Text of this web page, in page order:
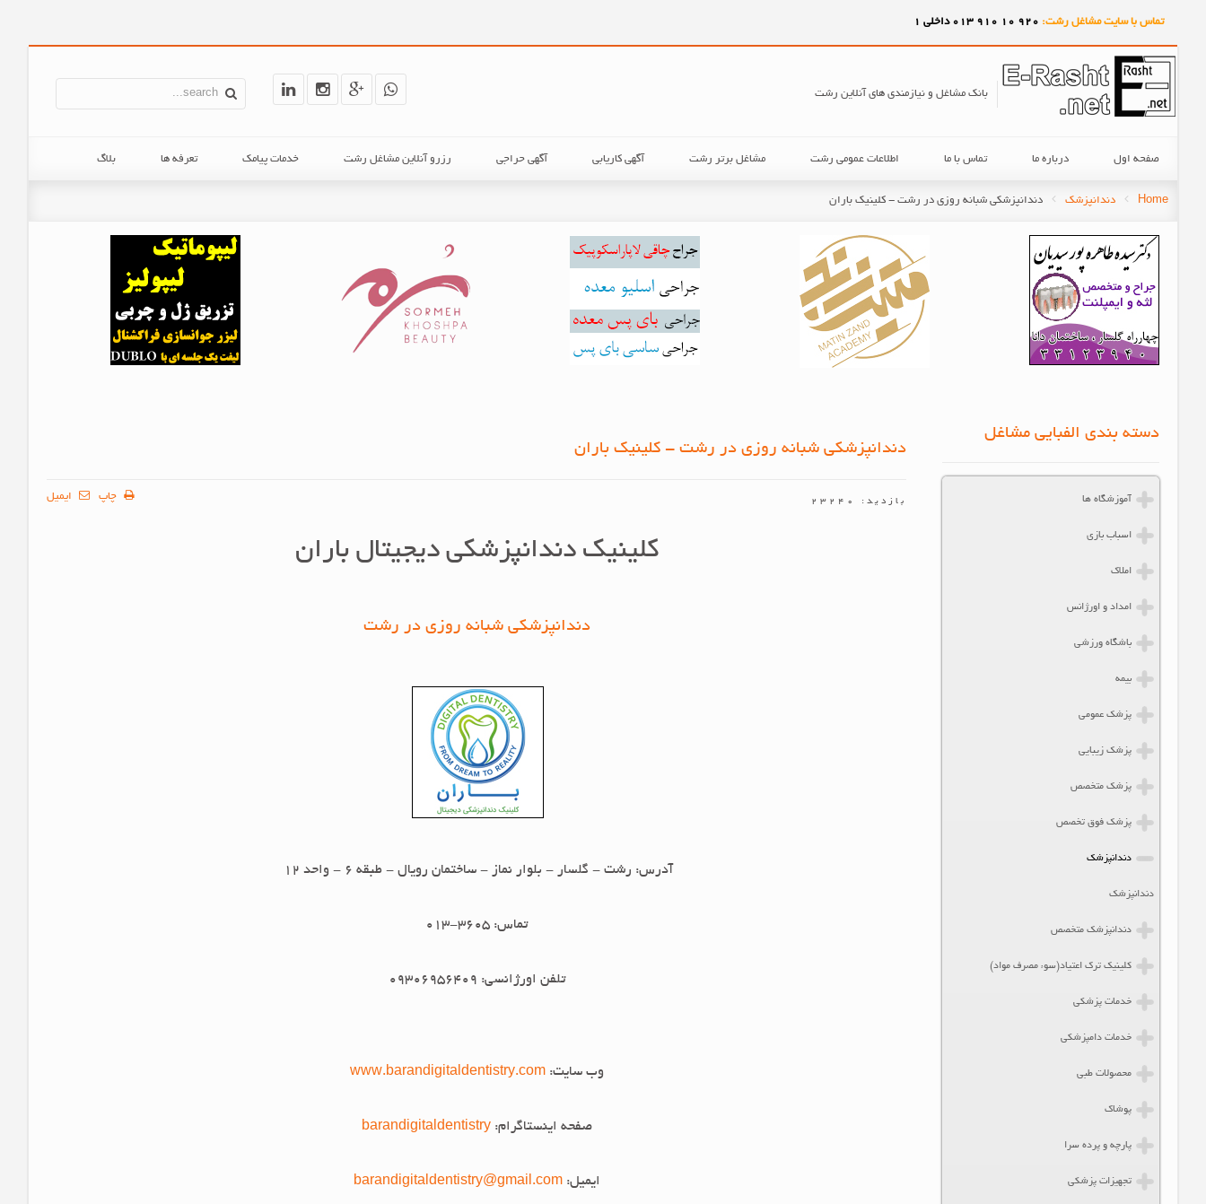
تماس با سایت مشاغل رشت: 920
10
910 013 داخلی 1
بانک مشاغل و نیازمندی های آنلاین رشت
صفحه اول درباره ما تماس با ما اطلاعات عمومی رشت مشاغل برتر رشت آگهی کاریابی آگهی حراجی رزرو آنلاین مشاغل رشت خدمات پیامک تعرفه ها بلاگ
Home دندانپزشک دندانپزشکی شبانه روزی در رشت - کلینیک باران
دندانپزشکی شبانه روزی در رشت - کلینیک باران
ایمیل چاپ بازدید: 23240
کلینیک دندانپزشکی دیجیتال باران
دندانپزشکی شبانه روزی در رشت
آدرس: رشت - گلسار - بلوار نماز - ساختمان رویال - طبقه 6 - واحد 12
تماس: 3605-013
تلفن اورژانسی: 09306956409
وب سایت:www.barandigitaldentistry.com
صفحه اینستاگرام:barandigitaldentistry
ایمیل:barandigitaldentistry@gmail.com
دسته بندی الفبایی مشاغل
آموزشگاه ها
اسباب بازی
املاک
امداد و اورژانس
باشگاه ورزشی
بیمه
پزشک عمومی
پزشک زیبایی
پزشک متخصص
پزشک فوق تخصص
دندانپزشک
دندانپزشک
دندانپزشک متخصص
کلینیک ترک اعتیاد(سوء مصرف مواد)
خدمات پزشکی
خدمات دامپزشکی
محصولات طبی
پوشاک
پارچه و پرده سرا
تجهیزات پزشکی